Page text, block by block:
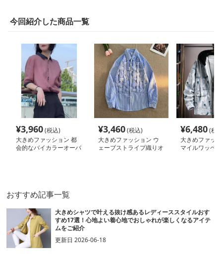
今回紹介した商品一覧
¥3,960(税込)
大きめファッション 都
会的なバイカラーオーバ
¥3,460(税込)
大きめファッション ウ
ェーブストライプ織りオ
¥6,480(税
大きめファッ
マイルワッペ
おすすめ記事一覧
大きめシャツで叶える抜け感あるレディーススタイルおす
すめ17選！心地よい着心地でおしゃれが楽しくなるアイテ
ムをご紹介
更新日2026-06-18